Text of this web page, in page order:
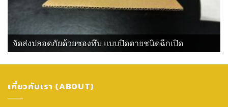
จัดส่งปลอดภัยด้วยซองทึบ แบบปิดตายชนิดฉีกเปิด
เกี่ยวกับเรา (ABOUT)